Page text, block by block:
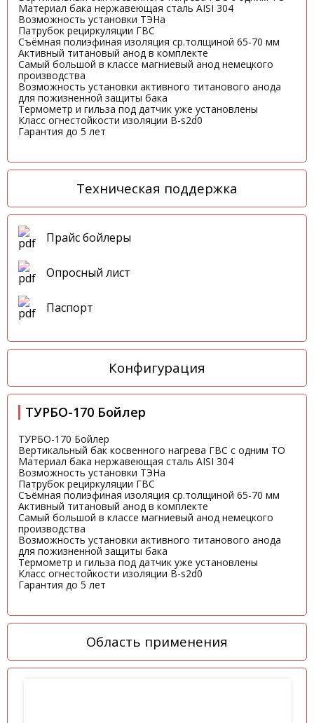
Материал бака нержавеющая сталь AISI 304
Возможность установки ТЭНа
Патрубок рециркуляции ГВС
Съёмная полиэфиная изоляция ср.толщиной 65-70 мм
Активный титановый анод в комплекте
Самый большой в классе магниевый анод немецкого
производства
Возможность установки активного титанового анода
для пожизненной защиты бака
Термометр и гильза под датчик уже установлены
Класс огнестойкости изоляции B-s2d0
Гарантия до 5 лет
Техническая поддержка
Прайс бойлеры
Опросный лист
Паспорт
Конфигурация
ТУРБО-170 Бойлер
ТУРБО-170 Бойлер
Вертикальный бак косвенного нагрева ГВС с одним ТО
Материал бака нержавеющая сталь AISI 304
Возможность установки ТЭНа
Патрубок рециркуляции ГВС
Съёмная полиэфиная изоляция ср.толщиной 65-70 мм
Активный титановый анод в комплекте
Самый большой в классе магниевый анод немецкого
производства
Возможность установки активного титанового анода
для пожизненной защиты бака
Термометр и гильза под датчик уже установлены
Класс огнестойкости изоляции B-s2d0
Гарантия до 5 лет
Область применения